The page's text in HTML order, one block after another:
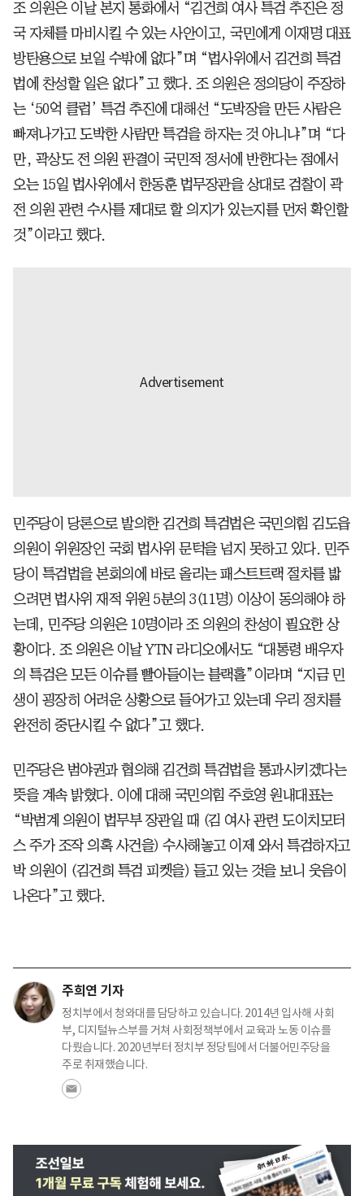
조 의원은 이날 본지 통화에서 “김건희 여사 특검 추진은 정
국 자체를 마비시킬 수 있는 사안이고, 국민에게 이재명 대표
방탄용으로 보일 수밖에 없다”며 “법사위에서 김건희 특검
법에 찬성할 일은 없다”고 했다. 조 의원은 정의당이 주장하
는 ‘50억 클럽’ 특검 추진에 대해선 “도박장을 만든 사람은
빠져나가고 도박한 사람만 특검을 하자는 것 아니냐”며 “다
만, 곽상도 전 의원 판결이 국민적 정서에 반한다는 점에서
오는 15일 법사위에서 한동훈 법무장관을 상대로 검찰이 곽
전 의원 관련 수사를 제대로 할 의지가 있는지를 먼저 확인할
것”이라고 했다.
민주당이 당론으로 발의한 김건희 특검법은 국민의힘 김도읍
의원이 위원장인 국회 법사위 문턱을 넘지 못하고 있다. 민주
당이 특검법을 본회의에 바로 올리는 패스트트랙 절차를 밟
으려면 법사위 재적 위원 5분의 3(11명) 이상이 동의해야 하
는데, 민주당 의원은 10명이라 조 의원의 찬성이 필요한 상
황이다. 조 의원은 이날 YTN 라디오에서도 “대통령 배우자
의 특검은 모든 이슈를 빨아들이는 블랙홀”이라며 “지금 민
생이 굉장히 어려운 상황으로 들어가고 있는데 우리 정치를
완전히 중단시킬 수 없다”고 했다.
민주당은 범야권과 협의해 김건희 특검법을 통과시키겠다는
뜻을 계속 밝혔다. 이에 대해 국민의힘 주호영 원내대표는
“박범계 의원이 법무부 장관일 때 (김 여사 관련 도이치모터
스 주가 조작 의혹 사건을) 수사해놓고 이제 와서 특검하자고
박 의원이 (김건희 특검 피켓을) 들고 있는 것을 보니 웃음이
나온다”고 했다.
주희연 기자
정치부에서 청와대를 담당하고 있습니다. 2014년 입사해 사회
부, 디지털뉴스부를 거쳐 사회정책부에서 교육과 노동 이슈를
다뤘습니다. 2020년부터 정치부 정당팀에서 더불어민주당을
주로 취재했습니다.